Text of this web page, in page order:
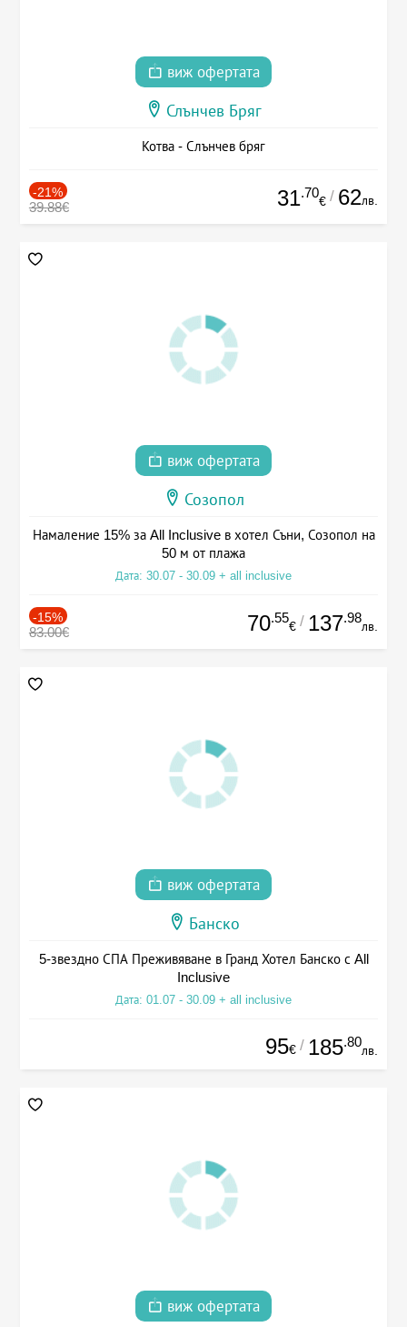
виж офертата
Слънчев Бряг
Котва - Слънчев бряг
-21%
39.88€ 31.70
€ / 62лв.
виж офертата
Созопол
Намаление 15% за All Inclusive в хотел Съни, Созопол на
50 м от плажа
Дата: 30.07 - 30.09 + all inclusive
-15%
83.00€ 70.55
€ / 137.98
лв.
виж офертата
Банско
5-звездно СПА Преживяване в Гранд Хотел Банско с All
Inclusive
Дата: 01.07 - 30.09 + all inclusive
95€ / 185.80
лв.
виж офертата